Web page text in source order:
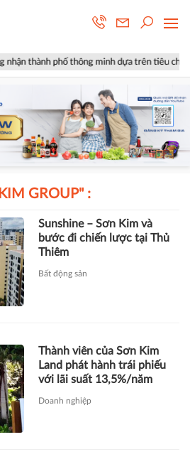
thành phố thông minh dựa trên tiêu chuẩn
KIM GROUP" :
Sunshine – Sơn Kim và
bước đi chiến lược tại Thủ
Thiêm
Thành viên của Sơn Kim
Land phát hành trái phiếu
Bà chủ Kim Sơn Group tiếp
tục chia sẻ quan điểm,